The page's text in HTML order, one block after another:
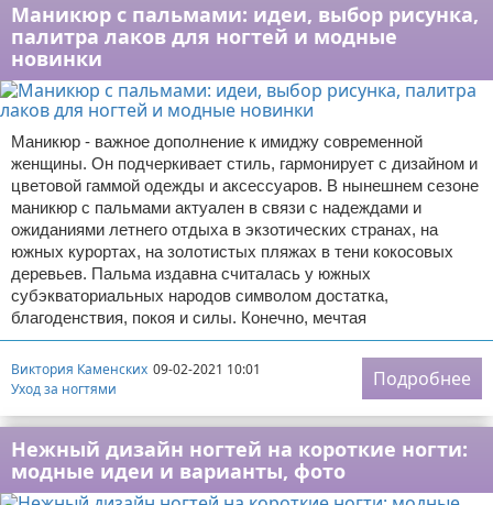
Маникюр с пальмами: идеи, выбор рисунка,
палитра лаков для ногтей и модные
новинки
Маникюр - важное дополнение к имиджу современной
женщины. Он подчеркивает стиль, гармонирует с дизайном и
цветовой гаммой одежды и аксессуаров. В нынешнем сезоне
маникюр с пальмами актуален в связи с надеждами и
ожиданиями летнего отдыха в экзотических странах, на
южных курортах, на золотистых пляжах в тени кокосовых
деревьев. Пальма издавна считалась у южных
субэкваториальных народов символом достатка,
благоденствия, покоя и силы. Конечно, мечтая
Виктория Каменских 09-02-2021 10:01
Уход за ногтями
Подробнее
Нежный дизайн ногтей на короткие ногти:
модные идеи и варианты, фото